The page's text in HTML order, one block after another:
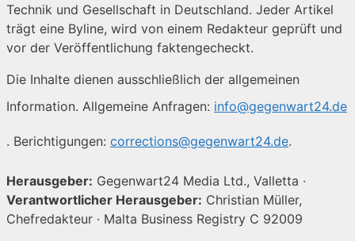
Technik und Gesellschaft in Deutschland. Jeder Artikel
trägt eine Byline, wird von einem Redakteur geprüft und
vor der Veröffentlichung faktengecheckt.
Die Inhalte dienen ausschließlich der allgemeinen
Information. Allgemeine Anfragen: info@gegenwart24.de
. Berichtigungen: corrections@gegenwart24.de.
Herausgeber: Gegenwart24 Media Ltd., Valletta ·
Verantwortlicher Herausgeber: Christian Müller,
Chefredakteur · Malta Business Registry C 92009